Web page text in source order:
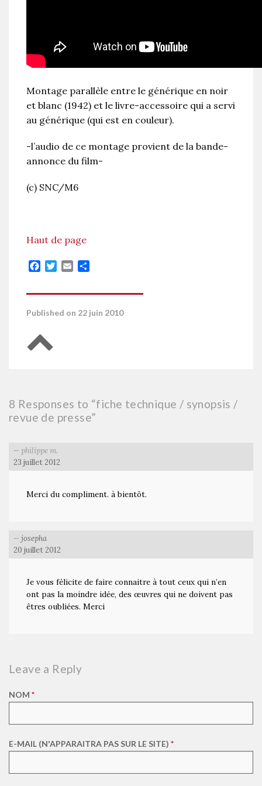
Montage parallèle entre le générique en noir
et blanc (1942) et le livre-accessoire qui a servi
au générique (qui est en couleur).
-l’audio de ce montage provient de la bande-
annonce du film-
(c) SNC/M6
Haut de page
Facebook
TwitterEmail
Published on 22 juin 2010
Retour en haut de page
8 Responses to “fiche technique / synopsis /
revue de presse”
philippe m.
23 juillet 2012
Merci du compliment. à bientôt.
josepha
20 juillet 2012
Je vous félicite de faire connaitre à tout ceux qui n’en
ont pas la moindre idée, des œuvres qui ne doivent pas
êtres oubliées. Merci
Leave a Reply
NOM *
E-MAIL (N'APPARAITRA PAS SUR LE SITE) *